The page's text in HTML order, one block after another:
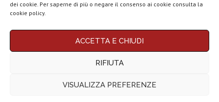
dei cookie. Per saperne di più o negare il consenso ai cookie consulta la
cookie policy.
ACCETTA E CHIUDI
RIFIUTA
VISUALIZZA PREFERENZE
Chi siamo Contatti Disclaimer Privacy policy
Questo blog non rappresenta una testata giornalistica in quanto viene aggiornato
Affiliazione Amazon EU, un programma che eroga ai siti una commissione
Apple lancia
Spotify, tutto il